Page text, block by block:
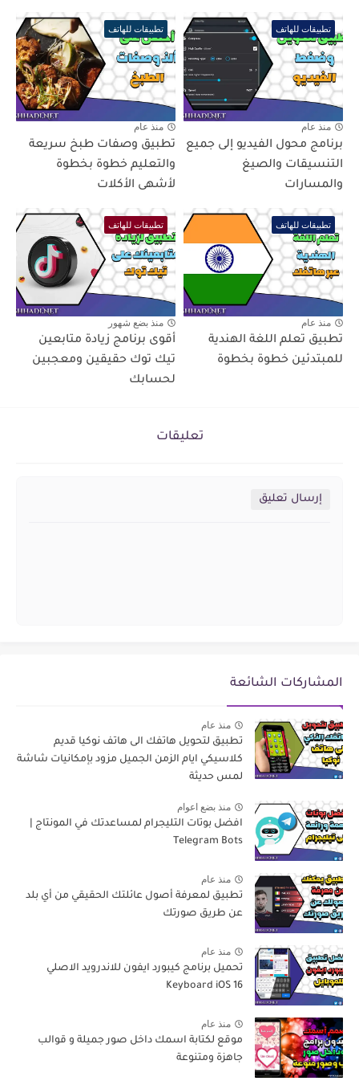
تطبيقات للهاتف
منذ عام
برنامج محول الفيديو إلى جميع
التنسيقات والصيغ
والمسارات
تطبيقات للهاتف
منذ عام
تطبيق وصفات طبخ سريعة
والتعليم خطوة بخطوة
لأشهى الأكلات
تطبيقات للهاتف
منذ عام
تطبيق تعلم اللغة الهندية
للمبتدئين خطوة بخطوة
تطبيقات للهاتف
منذ بضع شهور
أقوى برنامج زيادة متابعين
تيك توك حقيقين ومعجبين
لحسابك
تعليقات
إرسال تعليق
المشاركات الشائعة
منذ عام
تطبيق لتحويل هاتفك الى هاتف نوكيا قديم
كلاسيكي ايام الزمن الجميل مزود بإمكانيات شاشة
لمس حديثة
منذ بضع اعوام
افضل بوتات التليجرام لمساعدتك في المونتاج |
Telegram Bots
منذ عام
تطبيق لمعرفة أصول عائلتك الحقيقي من أي بلد
عن طريق صورتك
منذ عام
تحميل برنامج كيبورد ايفون للاندرويد الاصلي
Keyboard iOS 16
منذ عام
موقع لكتابة اسمك داخل صور جميلة و قوالب
جاهزة ومتنوعة